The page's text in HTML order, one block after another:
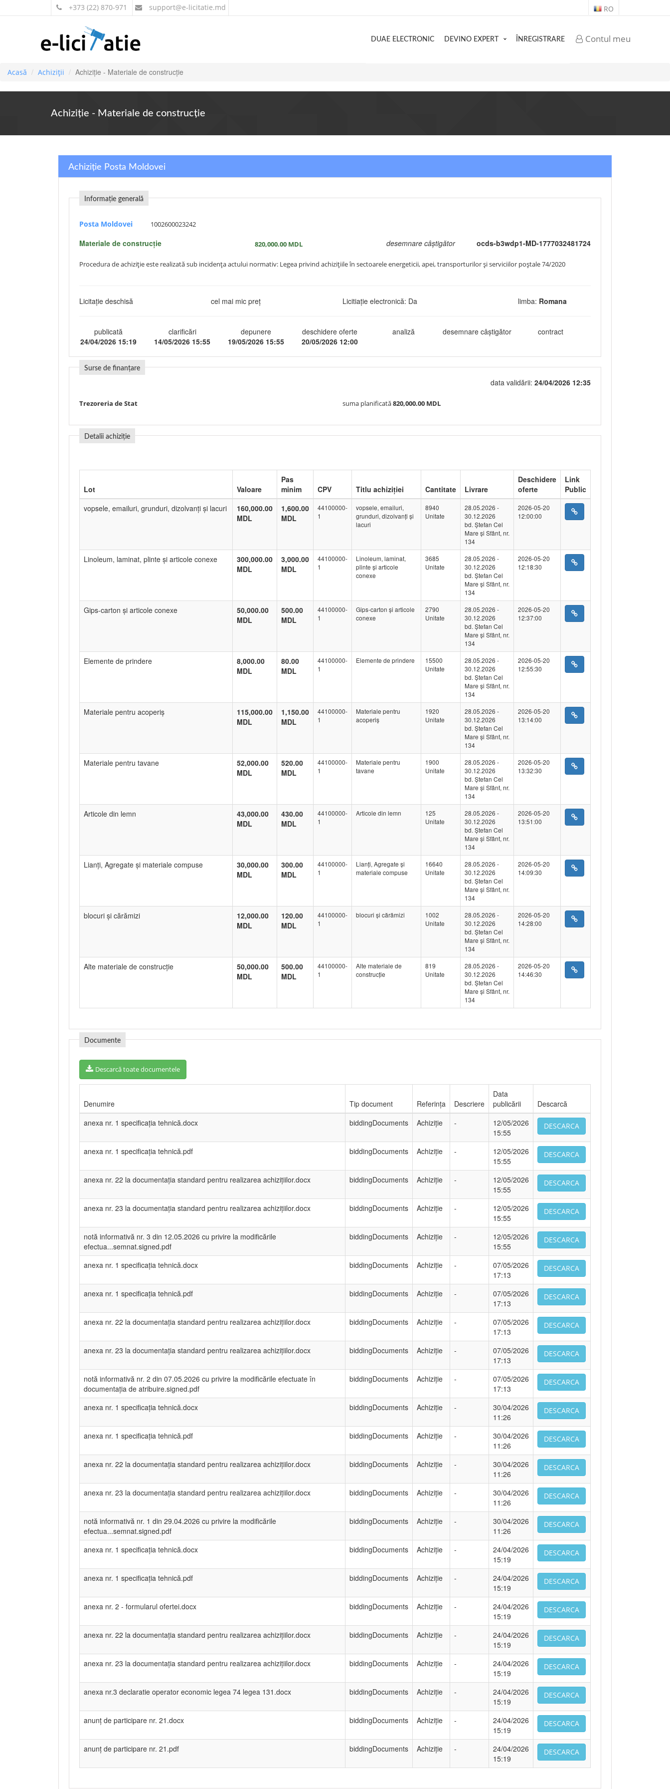
+373 (22) 870-971 support@e-licitatie.md RO
Contul meu
DUAE ELECTRONIC DEVINO EXPERT ÎNREGISTRARE
Acasă Achiziții Achiziție - Materiale de construcție
Achiziție - Materiale de construcție
Achiziție Posta Moldovei
Informație generală
Posta Moldovei 1002600023242
Materiale de construcție 820,000.00 MDL desemnare câștigător ocds-b3wdp1-MD-1777032481724
Procedura de achiziție este realizată sub incidența actului normativ: Legea privind achizițiile în sectoarele energeticii, apei, transporturilor și serviciilor poștale 74/2020
Licitație deschisă cel mai mic preț Licitiație electronică: Da limba: Romana
publicată
24/04/2026 15:19
clarificări
14/05/2026 15:55
depunere
19/05/2026 15:55
deschidere oferte
20/05/2026 12:00
analiză desemnare câștigător contract
Surse de finanțare
data validării: 24/04/2026 12:35
Trezoreria de Stat suma planificată820,000.00 MDL
Detalii achiziție
Lot Valoare
Pas
minim
CPV Titlu achiziției Cantitate Livrare
Deschidere
oferte
Link
Public
vopsele, emailuri, grunduri, dizolvanți și lacuri
160,000.00
MDL
1,600.00
MDL
44100000-
1
vopsele, emailuri,
grunduri, dizolvanți și
lacuri
8940
Unitate
28.05.2026 -
30.12.2026
bd. Ștefan Cel
Mare și Sfânt, nr.
134
2026-05-20
12:00:00
Linoleum, laminat, plinte și articole conexe
300,000.00
MDL
3,000.00
MDL
44100000-
1
Linoleum, laminat,
plinte și articole
conexe
3685
Unitate
28.05.2026 -
30.12.2026
bd. Ștefan Cel
Mare și Sfânt, nr.
134
2026-05-20
12:18:30
Gips-carton și articole conexe
50,000.00
MDL
500.00
MDL
44100000-
1
Gips-carton și articole
conexe
2790
Unitate
28.05.2026 -
30.12.2026
bd. Ștefan Cel
Mare și Sfânt, nr.
134
2026-05-20
12:37:00
Elemente de prindere
8,000.00
MDL
80.00
MDL
44100000-
1
Elemente de prindere
15500
Unitate
28.05.2026 -
30.12.2026
bd. Ștefan Cel
Mare și Sfânt, nr.
134
2026-05-20
12:55:30
Materiale pentru acoperiș
115,000.00
MDL
1,150.00
MDL
44100000-
1
Materiale pentru
acoperiș
1920
Unitate
28.05.2026 -
30.12.2026
bd. Ștefan Cel
Mare și Sfânt, nr.
134
2026-05-20
13:14:00
Materiale pentru tavane
52,000.00
MDL
520.00
MDL
44100000-
1
Materiale pentru
tavane
1900
Unitate
28.05.2026 -
30.12.2026
bd. Ștefan Cel
Mare și Sfânt, nr.
134
2026-05-20
13:32:30
Articole din lemn
43,000.00
MDL
430.00
MDL
44100000-
1
Articole din lemn
125
Unitate
28.05.2026 -
30.12.2026
bd. Ștefan Cel
Mare și Sfânt, nr.
134
2026-05-20
13:51:00
Lianți, Agregate și materiale compuse
30,000.00
MDL
300.00
MDL
44100000-
1
Lianți, Agregate și
materiale compuse
16640
Unitate
28.05.2026 -
30.12.2026
bd. Ștefan Cel
Mare și Sfânt, nr.
134
2026-05-20
14:09:30
blocuri și cărămizi
12,000.00
MDL
120.00
MDL
44100000-
1
blocuri și cărămizi
1002
Unitate
28.05.2026 -
30.12.2026
bd. Ștefan Cel
Mare și Sfânt, nr.
134
2026-05-20
14:28:00
Alte materiale de construcție
50,000.00
MDL
500.00
MDL
44100000-
1
Alte materiale de
construcție
819
Unitate
28.05.2026 -
30.12.2026
bd. Ștefan Cel
Mare și Sfânt, nr.
134
2026-05-20
14:46:30
Documente
Descarcă toate documentele
Denumire Tip document Referința Descriere
Data
publicării
Descarcă
anexa nr. 1 specificația tehnică.docx
biddingDocuments Achiziție -
12/05/2026
15:55
DESCARCA
anexa nr. 1 specificația tehnică.pdf biddingDocuments Achiziție -
12/05/2026
15:55
DESCARCA
anexa nr. 22 la documentația standard pentru realizarea achizițiilor.docx biddingDocuments Achiziție -
12/05/2026
15:55
DESCARCA
anexa nr. 23 la documentația standard pentru realizarea achizițiilor.docx biddingDocuments Achiziție -
12/05/2026
15:55
DESCARCA
notă informativă nr. 3 din 12.05.2026 cu privire la modificările
efectua...semnat.signed.pdf
biddingDocuments Achiziție -
12/05/2026
15:55
DESCARCA
anexa nr. 1 specificația tehnică.docx biddingDocuments Achiziție -
07/05/2026
17:13
DESCARCA
anexa nr. 1 specificația tehnică.pdf biddingDocuments Achiziție -
07/05/2026
17:13
DESCARCA
anexa nr. 22 la documentația standard pentru realizarea achizițiilor.docx biddingDocuments Achiziție -
07/05/2026
17:13
DESCARCA
anexa nr. 23 la documentația standard pentru realizarea achizițiilor.docx biddingDocuments Achiziție -
07/05/2026
17:13
DESCARCA
notă informativă nr. 2 din 07.05.2026 cu privire la modificările efectuate în
documentația de atribuire.signed.pdf
biddingDocuments Achiziție -
07/05/2026
17:13
DESCARCA
anexa nr. 1 specificația tehnică.docx biddingDocuments Achiziție -
30/04/2026
11:26
DESCARCA
anexa nr. 1 specificația tehnică.pdf biddingDocuments Achiziție -
30/04/2026
11:26
DESCARCA
anexa nr. 22 la documentația standard pentru realizarea achizițiilor.docx biddingDocuments Achiziție -
30/04/2026
11:26
DESCARCA
anexa nr. 23 la documentația standard pentru realizarea achizițiilor.docx biddingDocuments Achiziție -
30/04/2026
11:26
DESCARCA
notă informativă nr. 1 din 29.04.2026 cu privire la modificările
efectua...semnat.signed.pdf
biddingDocuments Achiziție -
30/04/2026
11:26
DESCARCA
anexa nr. 1 specificația tehnică.docx biddingDocuments Achiziție -
24/04/2026
15:19
DESCARCA
anexa nr. 1 specificația tehnică.pdf biddingDocuments Achiziție -
24/04/2026
15:19
DESCARCA
anexa nr. 2 - formularul ofertei.docx biddingDocuments Achiziție -
24/04/2026
15:19
DESCARCA
anexa nr. 22 la documentația standard pentru realizarea achizițiilor.docx biddingDocuments Achiziție -
24/04/2026
15:19
DESCARCA
anexa nr. 23 la documentația standard pentru realizarea achizițiilor.docx biddingDocuments Achiziție -
24/04/2026
15:19
DESCARCA
anexa nr.3 declaratie operator economic legea 74 legea 131.docx biddingDocuments Achiziție -
24/04/2026
15:19
DESCARCA
anunț de participare nr. 21.docx biddingDocuments Achiziție -
24/04/2026
15:19
DESCARCA
anunț de participare nr. 21.pdf biddingDocuments Achiziție -
24/04/2026
15:19
DESCARCA